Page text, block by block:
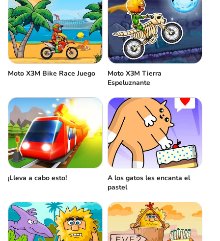
Moto X3M Bike Race Juego
Moto X3M Tierra
Espeluznante
¡Lleva a cabo esto!
A los gatos les encanta el
pastel